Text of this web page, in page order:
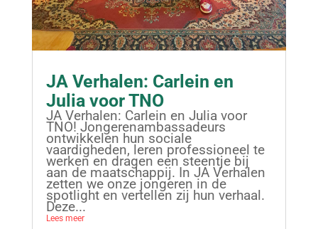
JA Verhalen: Carlein en
Julia voor TNO
JA Verhalen: Carlein en Julia voor
TNO! Jongerenambassadeurs
ontwikkelen hun sociale
vaardigheden, leren professioneel te
werken en dragen een steentje bij
aan de maatschappij. In JA Verhalen
zetten we onze jongeren in de
spotlight en vertellen zij hun verhaal.
Deze...
Lees meer